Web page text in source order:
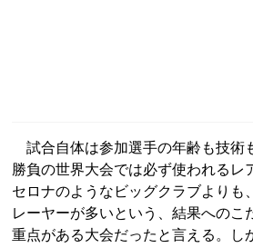
試合自体は参加選手の年齢も技術
勝負の世界大会では必ず使われるレ
セロナのようなビッグクラブよりも
レーヤーが多いという、結果へのこ
重点がある大会だったと言える。し